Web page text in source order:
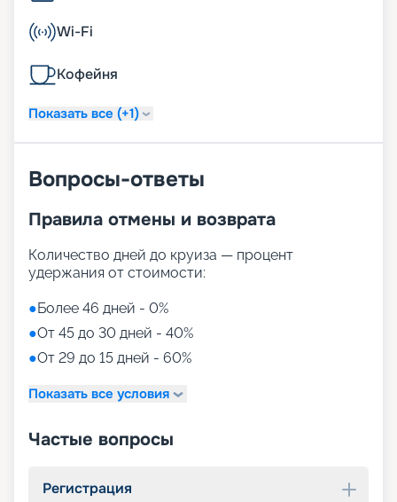
Wi-Fi
Кофейня
Показать все (+1)
Вопросы-ответы
Правила отмены и возврата
Количество дней до круиза — процент
удержания от стоимости:
●Более 46 дней - 0%
●От 45 до 30 дней - 40%
●От 29 до 15 дней - 60%
Показать все условия
Частые вопросы
Регистрация